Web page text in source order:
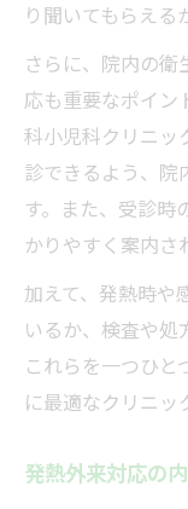
り聞いてもらえる
さらに、院内の
応も重要なポイン
科小児科クリニッ
診できるよう、院
す。また、受診時
かりやすく案内さ
加えて、発熱時や
いるか、検査や処
これらを一つひ
に最適なクリニッ
発熱外来対応の